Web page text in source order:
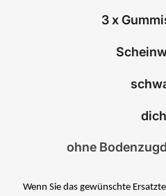
3 x
ohne
Wenn Sie das gewünschte